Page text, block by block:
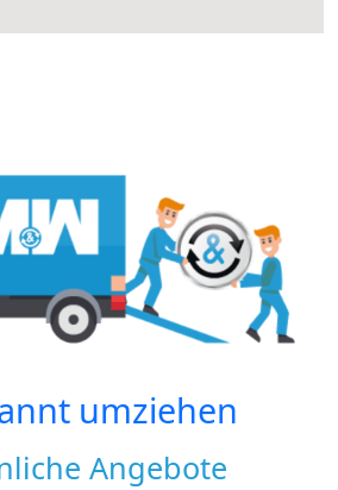
umziehen
Angebote